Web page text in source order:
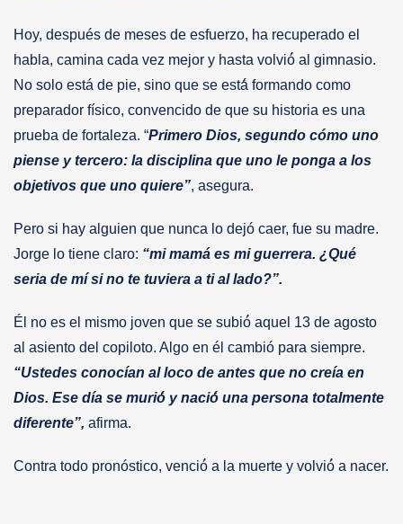
Hoy, después de meses de esfuerzo, ha recuperado el
habla, camina cada vez mejor y hasta volvió́ al gimnasio.
No solo está de pie, sino que se está́ formando como
preparador físico, convencido de que su historia es una
prueba de fortaleza. “Primero Dios, segundo cómo uno
piense y tercero: la disciplina que uno le ponga a los
objetivos que uno quiere”, asegura.
Pero si hay alguien que nunca lo dejó caer, fue su madre.
Jorge lo tiene claro: “mi mamá es mi guerrera. ¿Qué
seria de mí si no te tuviera a ti al lado?”.
Él no es el mismo joven que se subió́ aquel 13 de agosto
al asiento del copiloto. Algo en él cambió para siempre.
“Ustedes conocían al loco de antes que no creía en
Dios. Ese día se murió́ y nació́ una persona totalmente
diferente”, afirma.
Contra todo pronóstico, venció́ a la muerte y volvió́ a nacer.